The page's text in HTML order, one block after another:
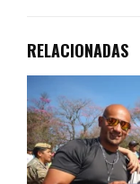
RELACIONADAS